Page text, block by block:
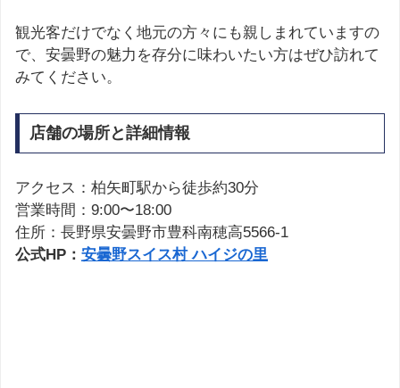
観光客だけでなく地元の方々にも親しまれていますの
で、安曇野の魅力を存分に味わいたい方はぜひ訪れて
みてください。
店舗の場所と詳細情報
アクセス：柏矢町駅から徒歩約30分
営業時間：9:00〜18:00
住所：長野県安曇野市豊科南穂高5566-1
公式HP： 安曇野スイス村 ハイジの里